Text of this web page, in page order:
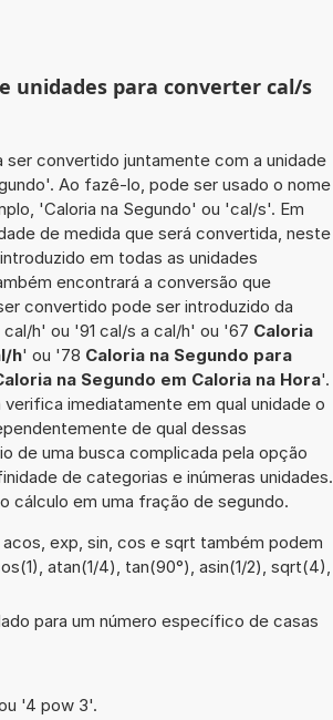
unidades para converter cal/s
convertido juntamente com a unidade
Ao fazê-lo, pode ser usado o nome
'Caloria na Segundo' ou 'cal/s'. Em
de medida que será convertida, neste
em todas as unidades
encontrará a conversão que
convertido pode ser introduzido da
h' ou '91 cal/s a cal/h' ou '67 Caloria
h' ou '78 Caloria na Segundo para
na Segundo em Caloria na Hora'.
imediatamente em qual unidade o
de qual dessas
de uma busca complicada pela opção
de categorias e inúmeras unidades.
cálculo em uma fração de segundo.
exp, sin, cos e sqrt também podem
atan(1/4), tan(90°), asin(1/2), sqrt(4),
para um número específico de casas
'4 pow 3'.